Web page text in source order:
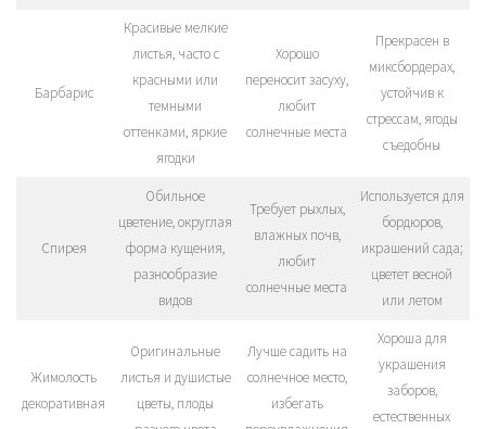
Барбарис
Красивые мелкие
листья, часто с
красными или
темными
оттенками, яркие
ягодки
Хорошо
переносит засуху,
любит
солнечные места
Прекрасен в
миксбордерах,
устойчив к
стрессам, ягоды
съедобны
Спирея
Обильное
цветение, округлая
форма кущения,
разнообразие
видов
Требует рыхлых,
влажных почв,
любит
солнечные места
Используется для
бордюров,
икрашений сада;
цветет весной
или летом
Жимолость
декоративная
Оригинальные
листья и душистые
цветы, плоды
Лучше садить на
солнечное место,
избегать
Хороша для
украшения
заборов,
естественных